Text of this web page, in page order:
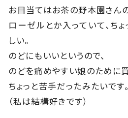
お目当てはお茶の野本園さんの
ローゼルとか入っていて、ち
しい。
のどにもいいというので、
のどを痛めやすい娘のために買
ちょっと苦手だったみたいです。
（私は結構好きです）